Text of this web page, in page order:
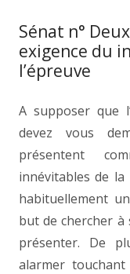
Sénat n°
exigence du
l’épreuve
A supposer que
devez vous
présentent
innévitables de
habituellement
but de chercher à
présenter. De
alarmer